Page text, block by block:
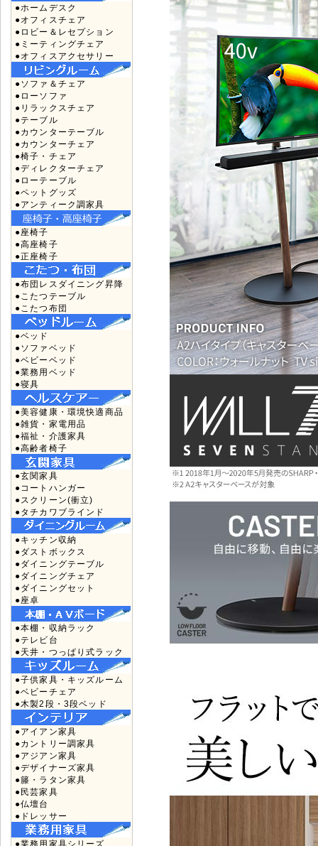
●ホームデスク
●オフィスチェア
●ロビー＆レセプション
●ミーティングチェア
●オフィスアクセサリー
●ソファ＆チェア
●ローソファ
●リラックスチェア
●テーブル
●カウンターテーブル
●カウンターチェア
●椅子・チェア
●ディレクターチェア
●ローテーブル
●ペットグッズ
●アンティーク調家具
●座椅子
●高座椅子
●正座椅子
●布団レスダイニング昇降
●こたつテーブル
●こたつ布団
●ベッド
●ソファベッド
●ベビーベッド
●業務用ベッド
●寝具
●美容健康・環境快適商品
●雑貨・家電用品
●福祉・介護家具
●高齢者椅子
●玄関家具
●コートハンガー
●スクリーン(衝立)
●タチカワブラインド
●キッチン収納
●ダストボックス
●ダイニングテーブル
●ダイニングチェア
●ダイニングセット
●座卓
●本棚・収納ラック
●テレビ台
●天井・つっぱり式ラック
●子供家具・キッズルーム
●ベビーチェア
●木製2段・3段ベッド
●アイアン家具
●カントリー調家具
●アジアン家具
●デザイナーズ家具
●籐・ラタン家具
●民芸家具
●仏壇台
●ドレッサー
●業務用家具シリーズ